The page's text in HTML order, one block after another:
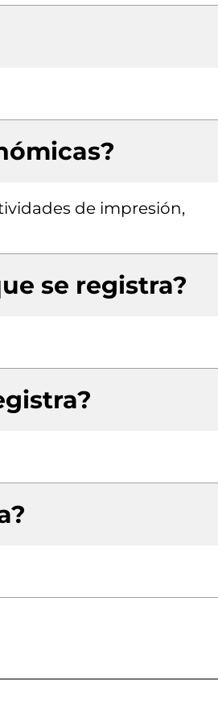
de impresión,
se registra?